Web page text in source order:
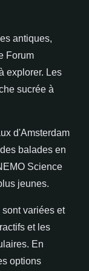
antiques,
Forum
explorer. Les
sucrée à
d'Amsterdam
balades en
Science
jeunes.
sont variées et
et les
En
options